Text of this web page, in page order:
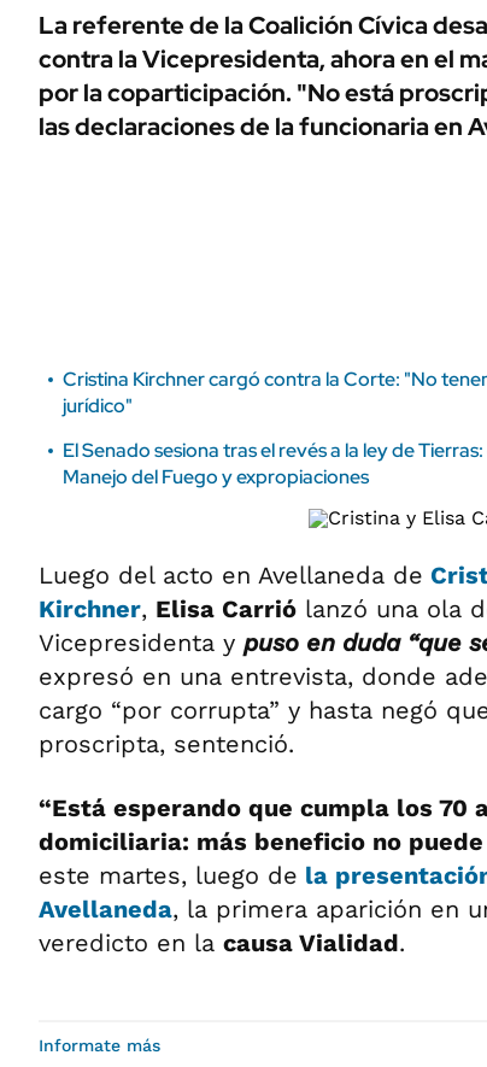
ÁMBITO DEBATE
MEDIAKIT AMBITO DEBATE
URUGUAY
La referente de la Coalición Cívica
contra la Vicepresidenta, ahora en el
por la coparticipación. "No está
las declaraciones de la funcionaria en
Cristina Kirchner cargó contra la Corte: "No
jurídico"
El Senado sesiona tras el revés a la ley de
Manejo del Fuego y expropiaciones
Luego del acto en Avellaneda de
Kirchner, Elisa Carrió lanzó una ola
Vicepresidenta y puso en duda “que
expresó en una entrevista, donde
cargo “por corrupta” y hasta negó
proscripta, sentenció.
“Está esperando que cumpla los 70
domiciliaria: más beneficio no
este martes, luego de la
Avellaneda, la primera aparición en
veredicto en la causa Vialidad.
Informate más